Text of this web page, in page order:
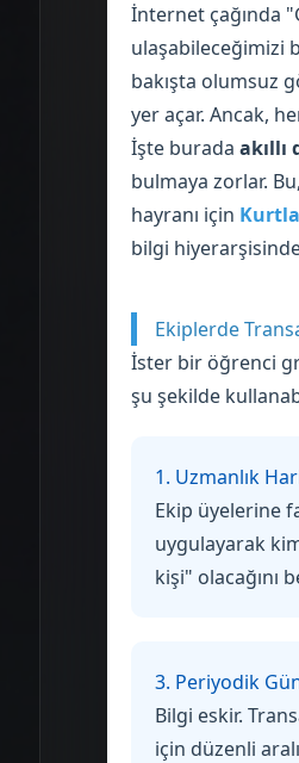
İnternet çağında
ulaşabileceğimizi
bakışta olumsuz
yer açar. Ancak,
İşte burada akıllı
bulmaya zorlar.
hayranı için
bilgi
Ekiplerde
İster bir öğrenci
şu şekilde
1. Uzmanlık
Ekip üyelerine
uygulayarak
kişi" olacağını
3. Periyodik
Bilgi eskir.
için düzenli